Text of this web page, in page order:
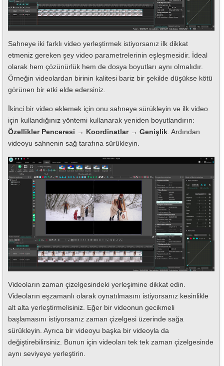
Sahneye iki farklı video yerleştirmek istiyorsanız ilk dikkat
etmeniz gereken şey video parametrelerinin eşleşmesidir. İdeal
olarak hem çözünürlük hem de dosya boyutları aynı olmalıdır.
Örneğin videolardan birinin kalitesi bariz bir şekilde düşükse kötü
görünen bir etki elde edersiniz.
İkinci bir video eklemek için onu sahneye sürükleyin ve ilk video
için kullandığınız yöntemi kullanarak yeniden boyutlandırın:
Özellikler Penceresi → Koordinatlar → Genişlik . Ardından
videoyu sahnenin sağ tarafına sürükleyin.
Videoların zaman çizelgesindeki yerleşimine dikkat edin.
Videoların eşzamanlı olarak oynatılmasını istiyorsanız kesinlikle
alt alta yerleştirmelisiniz. Eğer bir videonun gecikmeli
başlamasını istiyorsanız zaman çizelgesi üzerinde sağa
sürükleyin. Ayrıca bir videoyu başka bir videoyla da
değiştirebilirsiniz. Bunun için videoları tek tek zaman çizelgesinde
aynı seviyeye yerleştirin.